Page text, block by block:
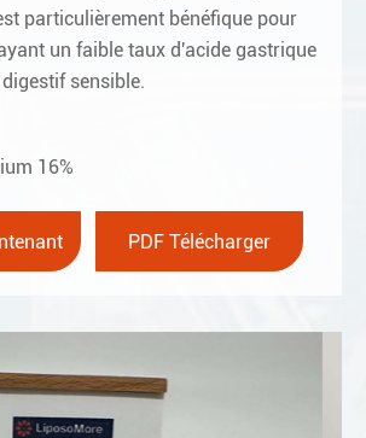
particulièrement bénéfique pour
un faible taux d'acide gastrique
sensible.
16%
PDF Télécharger